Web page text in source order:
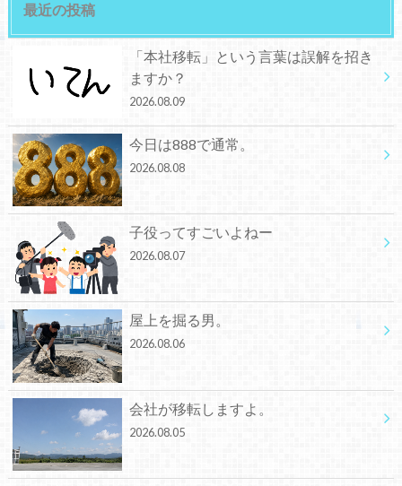
最近の投稿
「本社移転」という言葉は誤解を招き
ますか？
2026.08.09
今日は888で通常。
2026.08.08
子役ってすごいよねー
2026.08.07
屋上を掘る男。
2026.08.06
会社が移転しますよ。
2026.08.05